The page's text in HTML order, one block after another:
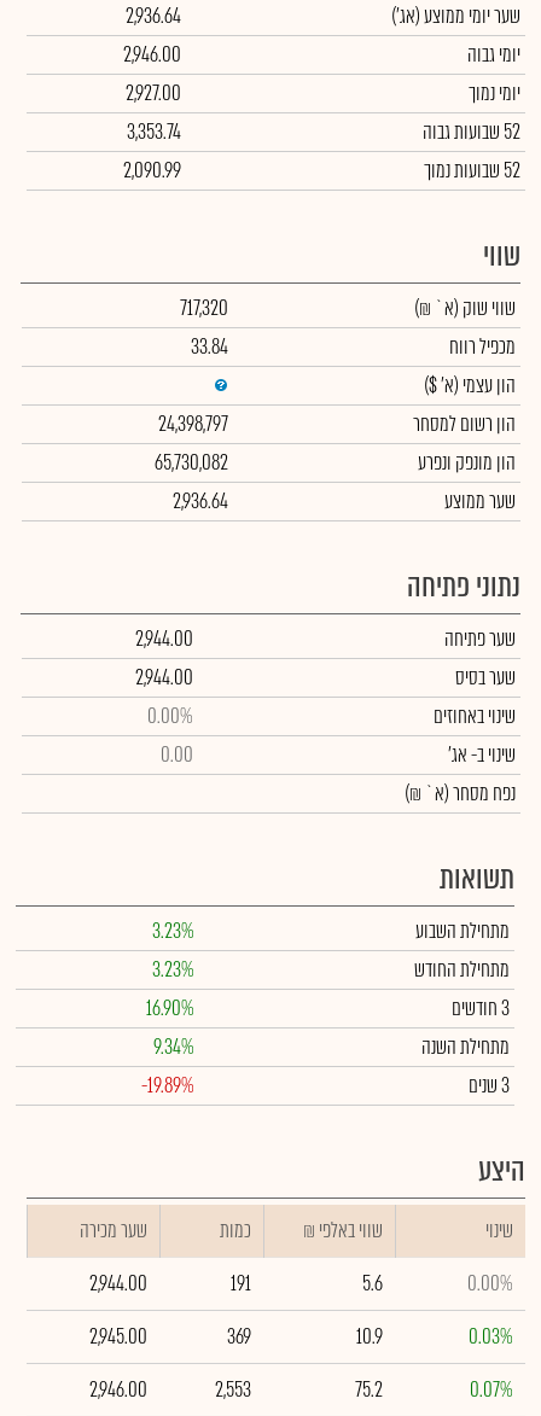
שער יומי ממוצע(אג')
2,936.64
יומי גבוה
2,946.00
יומי נמוך
2,927.00
52 שבועות גבוה
3,353.74
52 שבועות נמוך
2,090.99
שווי
שווי שוק (א` ₪)
717,320
מכפיל רווח
33.84
הון עצמי (א' $)
הון רשום למסחר
24,398,797
הון מונפק ונפרע
65,730,082
שער ממוצע
2,936.64
נתוני פתיחה
שער פתיחה
2,944.00
שער בסיס
2,944.00
שינוי באחוזים
0.00%
שינויב- אג'
0.00
נפח מסחר(א` ₪)
תשואות
מתחילת השבוע
3.23%
מתחילת החודש
3.23%
3 חודשים
16.90%
מתחילת השנה
9.34%
3 שנים
-19.89%
היצע
שינוי ₪ שווי באלפי כמות
שער מכירה
0.00%
5.6
191
2,944.00
0.03%
10.9
369
2,945.00
0.07%
75.2
2,553
2,946.00